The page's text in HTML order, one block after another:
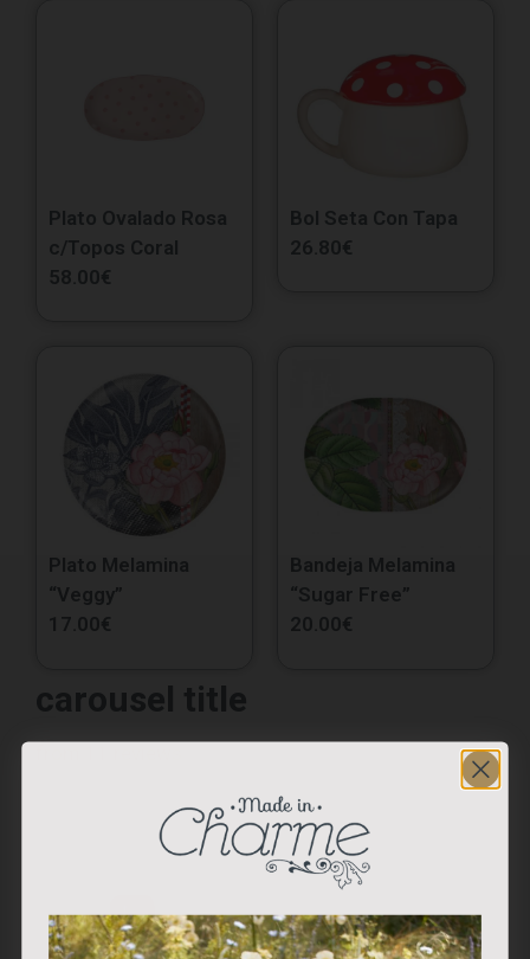
Plato Ovalado Rosa
c/Topos Coral
58.00€
Bol Seta Con Tapa
26.80€
Plato Melamina
“Veggy”
17.00€
Bandeja Melamina
“Sugar Free”
20.00€
carousel title